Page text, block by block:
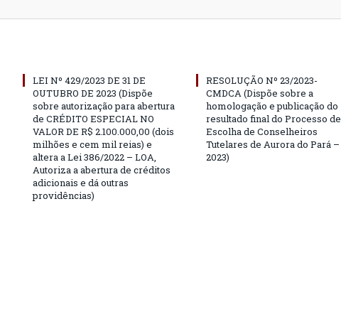
LEI Nº 429/2023 DE 31 DE
OUTUBRO DE 2023 (Dispõe
sobre autorização para abertura
de CRÉDITO ESPECIAL NO
VALOR DE R$ 2.100.000,00 (dois
milhões e cem mil reias) e
altera a Lei 386/2022 – LOA,
Autoriza a abertura de créditos
adicionais e dá outras
providências)
RESOLUÇÃO Nº 23/2023-
CMDCA (Dispõe sobre a
homologação e publicação do
resultado final do Processo de
Escolha de Conselheiros
Tutelares de Aurora do Pará –
2023)